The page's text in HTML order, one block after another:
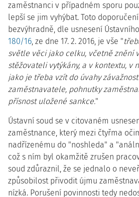
zaměstnanci v případném sporu
lepší se jim vyhýbat. Toto
bezvýhradně, dle usnesení
180/16, ze dne 17. 2. 2016, je vše "
světle věci jako celku, včetně znění
stěžovateli vytýkány, a v kontextu, v
jako je třeba vzít do úvahy
zaměstnavatele, pohnutky
přísnost uložené sankce."
Ústavní soud se v citovaném
zaměstnance, který mezi čtyřma
nadřízenému do "noshleda" a
což s ním byl okamžitě zrušen
soud zdůraznil, že se jednalo o
způsobilost přivodit újmu
nízká. Porušení povinnosti tedy